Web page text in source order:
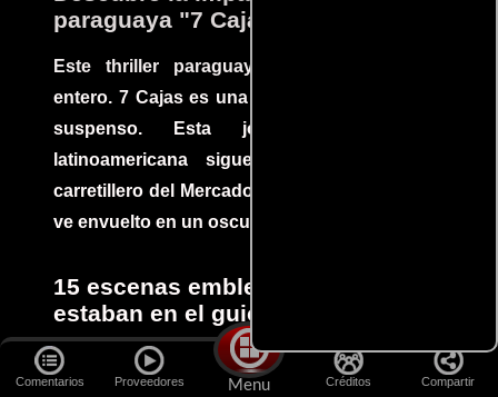
Comentarios Proveedores Menu Créditos Compartir
paraguaya "7 Cajas"
Este thriller paraguayo cautivó al mundo
entero. 7 Cajas es una explosión de acción y
suspenso. Esta joya cinematográfica
latinoamericana sigue la historia de un
carretillero del Mercado 4 de Asunción que se
ve envuelto en un oscuro mundo de crimen
15 escenas emblemáticas que no
estaban en el guion
Por más sólido que sea un guión siempre hay
espacio para que improvisaciones que se dan